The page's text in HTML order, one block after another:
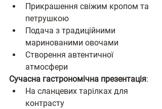
Прикрашення свіжим кропом та
петрушкою
Подача з традиційними
маринованими овочами
Створення автентичної
атмосфери
Сучасна гастрономічна презентація:
На сланцевих тарілках для
контрасту